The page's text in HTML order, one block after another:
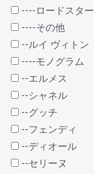
----ロードスター
----その他
--ルイ ヴィトン
----モノグラム
--エルメス
--シャネル
--グッチ
--フェンディ
--ディオール
--セリーヌ